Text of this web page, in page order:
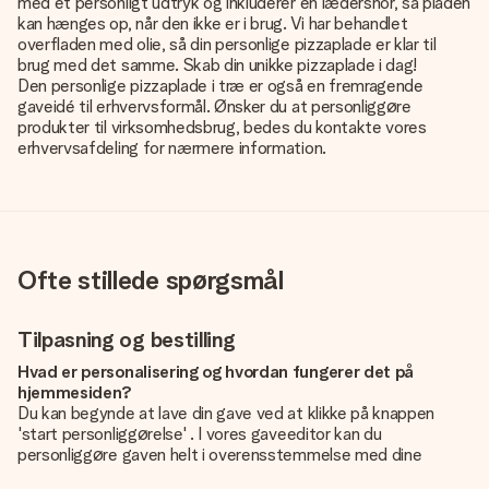
kan hænges op, når den ikke er i brug. Vi har behandlet
overfladen med olie, så din personlige pizzaplade er klar til
brug med det samme. Skab din unikke pizzaplade i dag!
Den personlige pizzaplade i træ er også en fremragende
gaveidé til erhvervsformål. Ønsker du at personliggøre
produkter til virksomhedsbrug, bedes du kontakte vores
erhvervsafdeling for nærmere information.
Ofte stillede spørgsmål
Tilpasning og bestilling
Hvad er personalisering og hvordan fungerer det på
hjemmesiden?
Du kan begynde at lave din gave ved at klikke på knappen
'start personliggørelse' . I vores gaveeditor kan du
personliggøre gaven helt i overensstemmelse med dine